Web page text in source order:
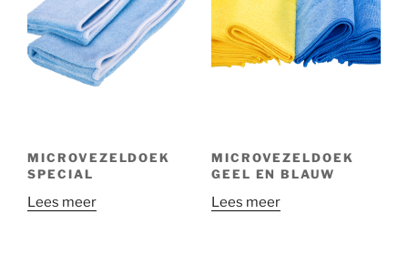
MICROVEZELDOEK
SPECIAL
Lees meer
MICROVEZELDOEK
GEEL EN BLAUW
Lees meer